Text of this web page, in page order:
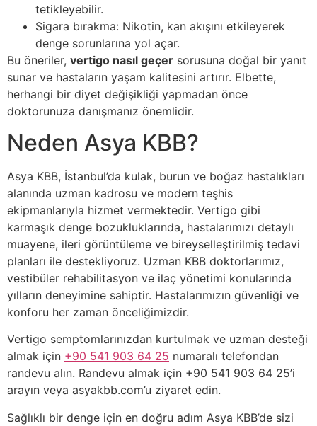
tetikleyebilir.
Sigara bırakma: Nikotin, kan akışını etkileyerek
denge sorunlarına yol açar.
Bu öneriler, vertigo nasıl geçer sorusuna doğal bir yanıt
sunar ve hastaların yaşam kalitesini artırır. Elbette,
herhangi bir diyet değişikliği yapmadan önce
doktorunuza danışmanız önemlidir.
Neden Asya KBB?
Asya KBB, İstanbul’da kulak, burun ve boğaz hastalıkları
alanında uzman kadrosu ve modern teşhis
ekipmanlarıyla hizmet vermektedir. Vertigo gibi
karmaşık denge bozukluklarında, hastalarımızı detaylı
muayene, ileri görüntüleme ve bireyselleştirilmiş tedavi
planları ile destekliyoruz. Uzman KBB doktorlarımız,
vestibüler rehabilitasyon ve ilaç yönetimi konularında
yılların deneyimine sahiptir. Hastalarımızın güvenliği ve
konforu her zaman önceliğimizdir.
Vertigo semptomlarınızdan kurtulmak ve uzman desteği
almak için +90 541 903 64 25 numaralı telefondan
randevu alın. Randevu almak için +90 541 903 64 25’i
arayın veya asyakbb.com’u ziyaret edin.
Sağlıklı bir denge için en doğru adım Asya KBB’de sizi